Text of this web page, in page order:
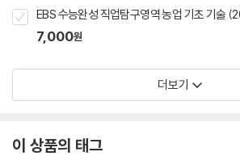
EBS 수능완성 직업탐구영역 농업 기초 기술
7,000원
더보기
이 상품의 태그